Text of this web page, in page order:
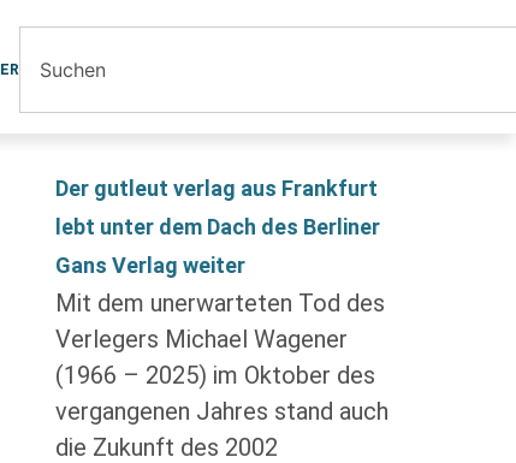
Der gutleut verlag aus Frankfurt
lebt unter dem Dach des Berliner
Gans Verlag weiter
Mit dem unerwarteten Tod des
Verlegers Michael Wagener
(1966 – 2025) im Oktober des
vergangenen Jahres stand auch
die Zukunft des 2002